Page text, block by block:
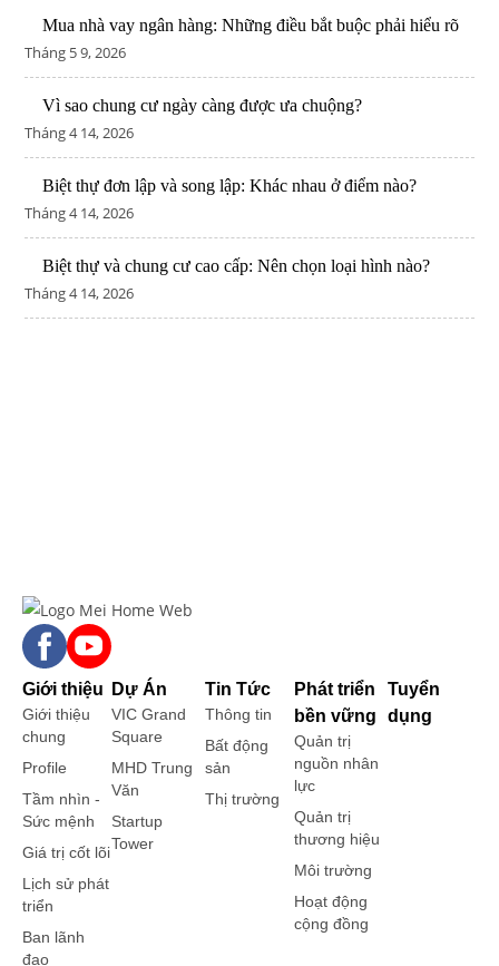
Mua nhà vay ngân hàng: Những điều bắt buộc phải hiểu rõ
Tháng 5 9, 2026
Vì sao chung cư ngày càng được ưa chuộng?
Tháng 4 14, 2026
Biệt thự đơn lập và song lập: Khác nhau ở điểm nào?
Tháng 4 14, 2026
Biệt thự và chung cư cao cấp: Nên chọn loại hình nào?
Tháng 4 14, 2026
Giới thiệu
Giới thiệu
chung
Profile
Tầm nhìn -
Sức mệnh
Giá trị cốt lõi
Lịch sử phát
triển
Ban lãnh
đạo
Dự Án
VIC Grand
Square
MHD Trung
Văn
Startup
Tower
Tin Tức
Thông tin
Bất động
sản
Thị trường
Phát triển
bền vững
Quản trị
nguồn nhân
lực
Quản trị
thương hiệu
Môi trường
Hoạt động
cộng đồng
Tuyển
dụng